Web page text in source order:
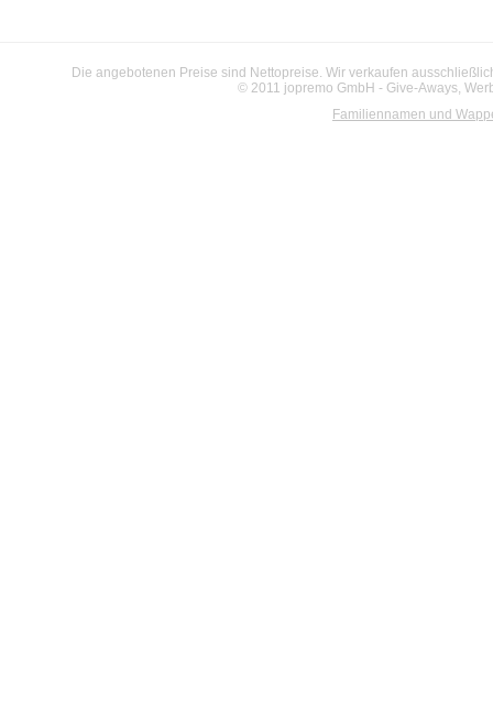
Die angebotenen Preise sind Nettopreise. Wir verkaufen
© 2011 jopremo GmbH - Give-Aways,
Familiennamen und